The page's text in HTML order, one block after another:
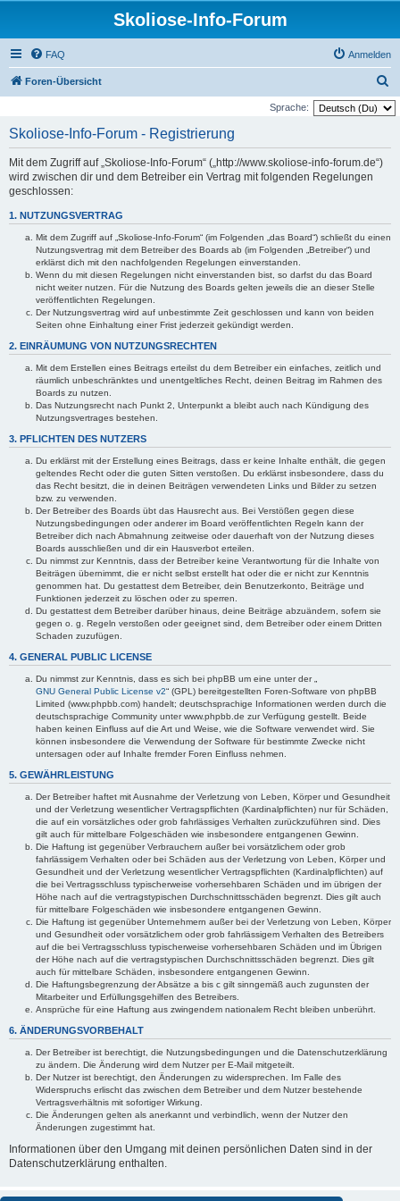
Skoliose-Info-Forum
FAQ Anmelden
Foren-Übersicht
u
Sprache:
Skoliose-Info-Forum - Registrierung
Mit dem Zugriff auf „Skoliose-Info-Forum“ („http://www.skoliose-info-forum.de“)
wird zwischen dir und dem Betreiber ein Vertrag mit folgenden Regelungen
geschlossen:
1. NUTZUNGSVERTRAG
Mit dem Zugriff auf „Skoliose-Info-Forum“ (im Folgenden „das Board“) schließt du einen
Nutzungsvertrag mit dem Betreiber des Boards ab (im Folgenden „Betreiber“) und
erklärst dich mit den nachfolgenden Regelungen einverstanden.
Wenn du mit diesen Regelungen nicht einverstanden bist, so darfst du das Board
nicht weiter nutzen. Für die Nutzung des Boards gelten jeweils die an dieser Stelle
veröffentlichten Regelungen.
Der Nutzungsvertrag wird auf unbestimmte Zeit geschlossen und kann von beiden
Seiten ohne Einhaltung einer Frist jederzeit gekündigt werden.
2. EINRÄUMUNG VON NUTZUNGSRECHTEN
Mit dem Erstellen eines Beitrags erteilst du dem Betreiber ein einfaches, zeitlich und
räumlich unbeschränktes und unentgeltliches Recht, deinen Beitrag im Rahmen des
Boards zu nutzen.
Das Nutzungsrecht nach Punkt 2, Unterpunkt a bleibt auch nach Kündigung des
Nutzungsvertrages bestehen.
3. PFLICHTEN DES NUTZERS
Du erklärst mit der Erstellung eines Beitrags, dass er keine Inhalte enthält, die gegen
geltendes Recht oder die guten Sitten verstoßen. Du erklärst insbesondere, dass du
das Recht besitzt, die in deinen Beiträgen verwendeten Links und Bilder zu setzen
bzw. zu verwenden.
Der Betreiber des Boards übt das Hausrecht aus. Bei Verstößen gegen diese
Nutzungsbedingungen oder anderer im Board veröffentlichten Regeln kann der
Betreiber dich nach Abmahnung zeitweise oder dauerhaft von der Nutzung dieses
Boards ausschließen und dir ein Hausverbot erteilen.
Du nimmst zur Kenntnis, dass der Betreiber keine Verantwortung für die Inhalte von
Beiträgen übernimmt, die er nicht selbst erstellt hat oder die er nicht zur Kenntnis
genommen hat. Du gestattest dem Betreiber, dein Benutzerkonto, Beiträge und
Funktionen jederzeit zu löschen oder zu sperren.
Du gestattest dem Betreiber darüber hinaus, deine Beiträge abzuändern, sofern sie
gegen o. g. Regeln verstoßen oder geeignet sind, dem Betreiber oder einem Dritten
Schaden zuzufügen.
4. GENERAL PUBLIC LICENSE
Du nimmst zur Kenntnis, dass es sich bei phpBB um eine unter der „
GNU General Public License v2“ (GPL) bereitgestellten Foren-Software von phpBB
Limited (www.phpbb.com) handelt; deutschsprachige Informationen werden durch die
deutschsprachige Community unter www.phpbb.de zur Verfügung gestellt. Beide
haben keinen Einfluss auf die Art und Weise, wie die Software verwendet wird. Sie
können insbesondere die Verwendung der Software für bestimmte Zwecke nicht
untersagen oder auf Inhalte fremder Foren Einfluss nehmen.
5. GEWÄHRLEISTUNG
Der Betreiber haftet mit Ausnahme der Verletzung von Leben, Körper und Gesundheit
und der Verletzung wesentlicher Vertragspflichten (Kardinalpflichten) nur für Schäden,
die auf ein vorsätzliches oder grob fahrlässiges Verhalten zurückzuführen sind. Dies
gilt auch für mittelbare Folgeschäden wie insbesondere entgangenen Gewinn.
Die Haftung ist gegenüber Verbrauchern außer bei vorsätzlichem oder grob
fahrlässigem Verhalten oder bei Schäden aus der Verletzung von Leben, Körper und
Gesundheit und der Verletzung wesentlicher Vertragspflichten (Kardinalpflichten) auf
die bei Vertragsschluss typischerweise vorhersehbaren Schäden und im übrigen der
Höhe nach auf die vertragstypischen Durchschnittsschäden begrenzt. Dies gilt auch
für mittelbare Folgeschäden wie insbesondere entgangenen Gewinn.
Die Haftung ist gegenüber Unternehmern außer bei der Verletzung von Leben, Körper
und Gesundheit oder vorsätzlichem oder grob fahrlässigem Verhalten des Betreibers
auf die bei Vertragsschluss typischerweise vorhersehbaren Schäden und im Übrigen
der Höhe nach auf die vertragstypischen Durchschnittsschäden begrenzt. Dies gilt
auch für mittelbare Schäden, insbesondere entgangenen Gewinn.
Die Haftungsbegrenzung der Absätze a bis c gilt sinngemäß auch zugunsten der
Mitarbeiter und Erfüllungsgehilfen des Betreibers.
Ansprüche für eine Haftung aus zwingendem nationalem Recht bleiben unberührt.
6. ÄNDERUNGSVORBEHALT
Der Betreiber ist berechtigt, die Nutzungsbedingungen und die Datenschutzerklärung
zu ändern. Die Änderung wird dem Nutzer per E-Mail mitgeteilt.
Der Nutzer ist berechtigt, den Änderungen zu widersprechen. Im Falle des
Widerspruchs erlischt das zwischen dem Betreiber und dem Nutzer bestehende
Vertragsverhältnis mit sofortiger Wirkung.
Die Änderungen gelten als anerkannt und verbindlich, wenn der Nutzer den
Änderungen zugestimmt hat.
Informationen über den Umgang mit deinen persönlichen Daten sind in der
Datenschutzerklärung enthalten.